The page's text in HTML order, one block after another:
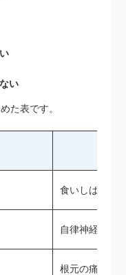
い
た表です。
食いしばりが
自律神経が乱
根元の痛みが